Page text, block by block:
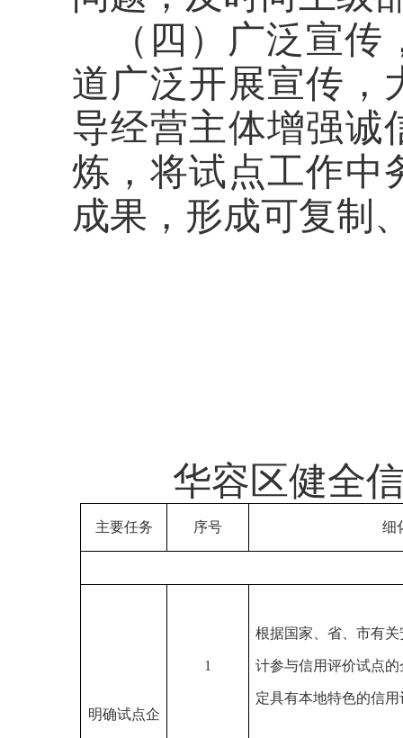
（四）广泛宣
道广泛开展宣传，
导经营主体增强诚
炼，将试点工作中
成果，形成可复制
华容区健全
主要任务 序号 细
明确试点企
1
根据国家、省、市有
计参与信用评价试点
定具有本地特色的信